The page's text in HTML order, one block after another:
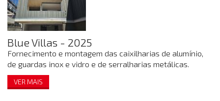
Blue Villas - 2025
Fornecimento e montagem das caixilharias de alumínio,
de guardas inox e vidro e de serralharias metálicas.
VER MAIS